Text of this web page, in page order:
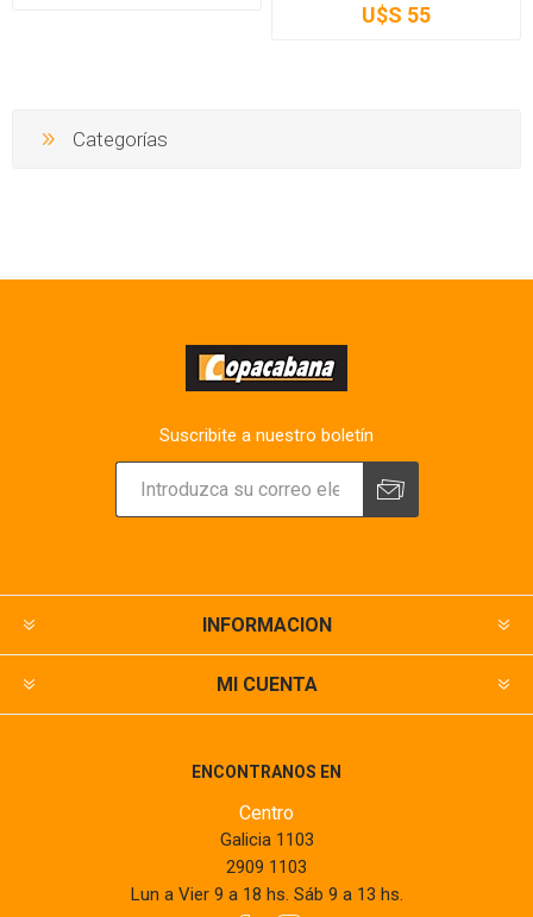
U$S 55
Categorías
Suscribite a nuestro boletín
INFORMACION
MI CUENTA
ENCONTRANOS EN
Centro
Galicia 1103
2909 1103
Lun a Vier 9 a 18 hs. Sáb 9 a 13 hs.